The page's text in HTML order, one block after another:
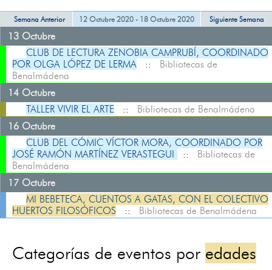
Semana Anterior 12 Octubre 2020 - 18 Octubre 2020 Siguiente Semana
13 Octubre
CLUB DE LECTURA ZENOBIA CAMPRUBÍ, COORDINADO
POR OLGA LÓPEZ DE LERMA :: Bibliotecas de
Benalmádena
14 Octubre
TALLER VIVIR EL ARTE :: Bibliotecas de Benalmádena
16 Octubre
CLUB DEL CÓMIC VÍCTOR MORA, COORDINADO POR
JOSÉ RAMÓN MARTÍNEZ VERASTEGUI
:: Bibliotecas de
Benalmádena
17 Octubre
MI BEBETECA, CUENTOS A GATAS, CON EL COLECTIVO
HUERTOS FILOSÓFICOS :: Bibliotecas de Benalmádena
Categorías de eventos por edades